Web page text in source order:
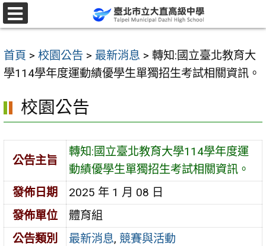
跳
至
要
內
區
首頁 > 校園公告 > 最新消息 > 轉知:國立臺北教育大
學114學年度運動績優學生單獨招生考試相關資訊。
校園公告
公告主旨
轉知:國立臺北教育大學114學年度運
動績優學生單獨招生考試相關資訊。
發佈日期
2025 年 1 月 08 日
發佈單位
體育組
公告類別
最新消息, 競賽與活動
選
單